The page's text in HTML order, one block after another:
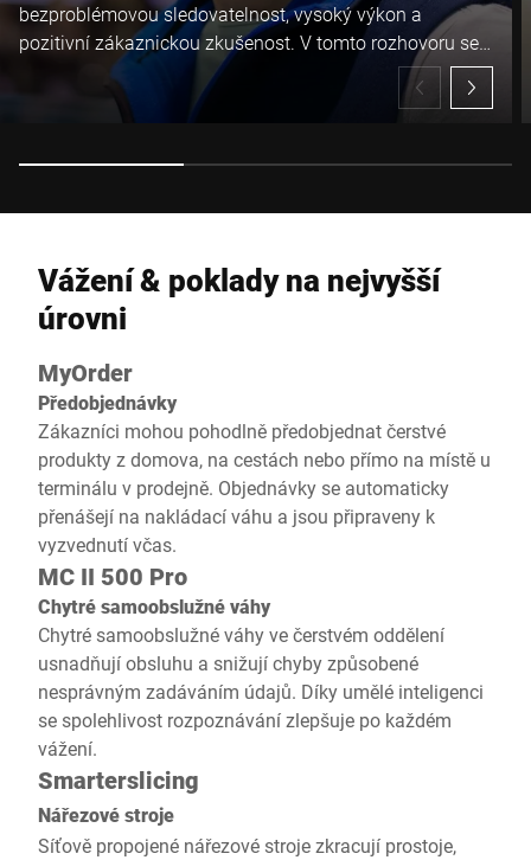
bezproblémovou sledovatelnost, vysoký výkon a
pozitivní zákaznickou zkušenost. V tomto rozhovoru se s
vámi Kilian Leduc, vedoucí řeznictví v E.Leclerc Trélissac
ve Francii, podělí o své zkušenosti s řešeními pro vážení
a sledovatelnost, která usnadnila každodenní práci jeho
Vážení & poklady na nejvyšší
úrovni
MyOrder
Předobjednávky
Zákazníci mohou pohodlně předobjednat čerstvé
produkty z domova, na cestách nebo přímo na místě u
terminálu v prodejně. Objednávky se automaticky
přenášejí na nakládací váhu a jsou připraveny k
vyzvednutí včas.
MC II 500 Pro
Chytré samoobslužné váhy
Chytré samoobslužné váhy ve čerstvém oddělení
usnadňují obsluhu a snižují chyby způsobené
nesprávným zadáváním údajů. Díky umělé inteligenci
se spolehlivost rozpoznávání zlepšuje po každém
vážení.
Smarterslicing
Nářezové stroje
Síťově propojené nářezové stroje zkracují prostoje,